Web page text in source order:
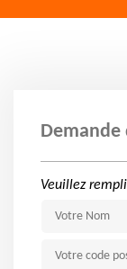
Veuillez